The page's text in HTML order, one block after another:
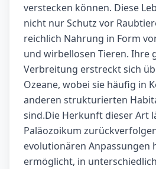
verstecken können. Diese
nicht nur Schutz vor
reichlich Nahrung in Form
und wirbellosen Tieren. Ihre
Verbreitung erstreckt sich
Ozeane, wobei sie häufig in
anderen strukturierten
sind.Die Herkunft dieser Art
Paläozoikum
evolutionären Anpassungen
ermöglicht, in